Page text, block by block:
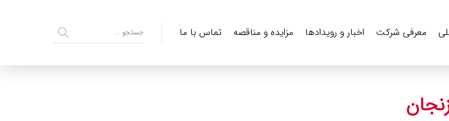
معرفی شرکت اخبار و رویدادها مزایده و مناقصه تماس با ما